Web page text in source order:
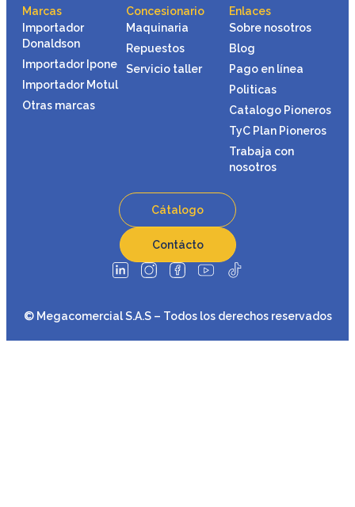
Marcas
Importador
Donaldson
Importador Ipone
Importador Motul
Otras marcas
Concesionario
Maquinaria
Repuestos
Servicio taller
Enlaces
Sobre nosotros
Blog
Pago en línea
Politicas
Catalogo Pioneros
TyC Plan Pioneros
Trabaja con
nosotros
Cátalogo
Contácto
© Megacomercial S.A.S – Todos los derechos reservados